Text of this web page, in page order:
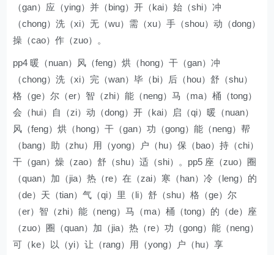
（gan）应（ying）并（bing）开（kai）始（shi）冲
（chong）洗（xi）无（wu）需（xu）手（shou）动（dong）
操（cao）作（zuo）。
pp4 暖（nuan）风（feng）烘（hong）干（gan）冲
（chong）洗（xi）完（wan）毕（bi）后（hou）舒（shu）
格（ge）尔（er）智（zhi）能（neng）马（ma）桶（tong）
会（hui）自（zi）动（dong）开（kai）启（qi）暖（nuan）
风（feng）烘（hong）干（gan）功（gong）能（neng）帮
（bang）助（zhu）用（yong）户（hu）保（bao）持（chi）
干（gan）燥（zao）舒（shu）适（shi）。pp5 座（zuo）圈
（quan）加（jia）热（re）在（zai）寒（han）冷（leng）的
（de）天（tian）气（qi）里（li）舒（shu）格（ge）尔
（er）智（zhi）能（neng）马（ma）桶（tong）的（de）座
（zuo）圈（quan）加（jia）热（re）功（gong）能（neng）
可（ke）以（yi）让（rang）用（yong）户（hu）享